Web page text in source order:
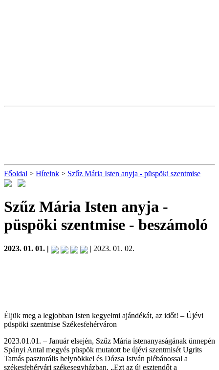
Főoldal > Híreink > Szűz Mária Isten anyja - püspöki szentmise
Szűz Mária Isten anyja -
püspöki szentmise - beszámoló
2023. 01. 01. | | 2023. 01. 02.
Éljük meg a legjobban Isten kegyelmi ajándékát, az időt! – Újévi
püspöki szentmise Székesfehérváron
2023.01.01. – Január elsején, Szűz Mária istenanyaságának ünnepén
Spányi Antal megyés püspök mutatott be újévi szentmisét Ugrits
Tamás pasztorális helynökkel és Dózsa István plébánossal a
székesfehérvári székesegyházban. „Ezt az új esztendőt a